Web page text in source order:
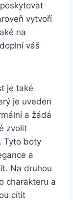
​vytvoří
na
váš‍
je také
je uveden
a žádá
zvolit
Tyto⁣ boty
a
Na druhou
charakteru a
cítit